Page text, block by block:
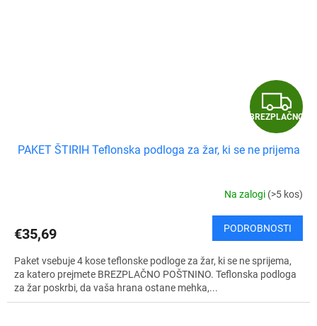
B
R
E
Z
P
L
A
Č
BREZPLAČNO
PAKET ŠTIRIH Teflonska podloga za žar, ki se ne prijema
Na zalogi (>5 kos)
€35,69 PODROBNOSTI
Paket vsebuje 4 kose teflonske podloge za žar, ki se ne sprijema,
za katero prejmete BREZPLAČNO POŠTNINO. Teflonska podloga
za žar poskrbi, da vaša hrana ostane mehka,...